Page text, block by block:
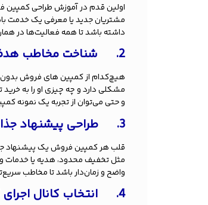
اولین قدم در آموزش طراحی
مشتریان جدید یا معرفی یک خدمت
داشته باشد تا همه فعالیت‌ها در
2. شناخت مخاطب
هیچ‌کدام از کمپین های فروش
مشکلی دارد و چه چیزی او را به
و حتی می‌توان از تجربه یک نمونه
3. طراحی پیشنهاد
قلب هر کمپین فروش یک پیشنهاد
مثل تخفیف محدود، هدیه یا خدمات
واضح و زمان‌دار باشد تا مخاطب
4. انتخاب کانال